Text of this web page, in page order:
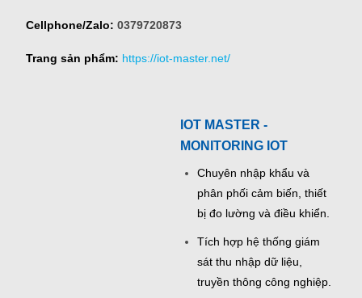
Cellphone/Zalo: 0379720873
Trang sản phẩm: https://iot-master.net/
IOT MASTER -
MONITORING IOT
Chuyên nhập khẩu và
phân phối cảm biến, thiết
bị đo lường và điều khiển.
Tích hợp hệ thống giám
sát thu nhập dữ liệu,
truyền thông công nghiệp.